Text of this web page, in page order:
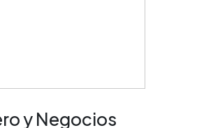
y Negocios